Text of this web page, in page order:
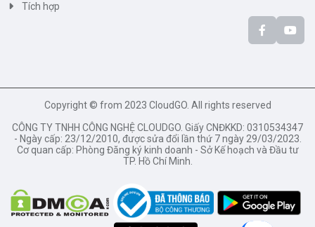
Tích hợp
Copyright © from 2023 CloudGO. All rights reserved
CÔNG TY TNHH CÔNG NGHỆ CLOUDGO. Giấy CNĐKKD: 0310534347
- Ngày cấp: 23/12/2010, được sửa đổi lần thứ 7 ngày 29/03/2023.
Cơ quan cấp: Phòng Đăng ký kinh doanh - Sở Kế hoạch và Đầu tư
TP. Hồ Chí Minh.